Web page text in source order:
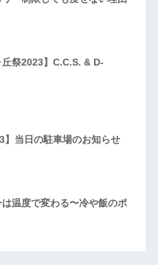
祭2023】C.C.S. & D-
】当日の駐車場のお知らせ
温度で変わる〜冷や飯のポ